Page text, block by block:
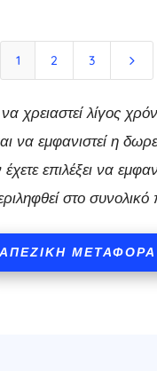
1 2 3 5
χρειαστεί λίγος
να εμφανιστεί η
επιλέξει να
στο συνολικό
ΜΕΤΑΦΟΡΆ